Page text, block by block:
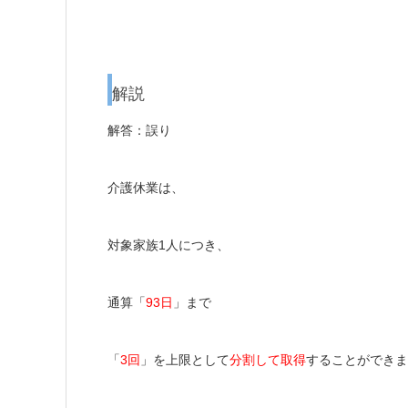
解説
解答：誤り
介護休業は、
対象家族1人につき、
通算「93日 」 まで
「3回 」 を上限として分割して取得することができ